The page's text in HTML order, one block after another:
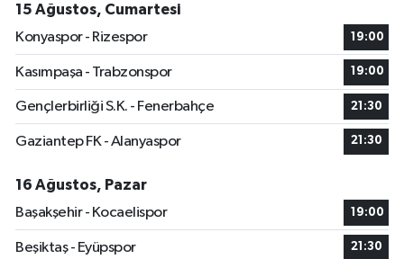
15 Ağustos, Cumartesi
Konyaspor - Rizespor
19:00
Kasımpaşa - Trabzonspor 19:00
Gençlerbirliği S.K. - Fenerbahçe 21:30
Gaziantep FK - Alanyaspor 21:30
16 Ağustos, Pazar
Başakşehir - Kocaelispor
19:00
Beşiktaş - Eyüpspor 21:30